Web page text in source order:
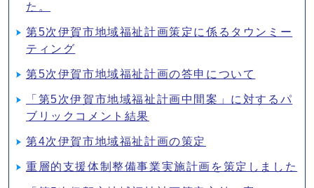
た。
第5次伊賀市地域福祉計画策定に係るタウンミー
ティング
第5次伊賀市地域福祉計画の答申について
「第5次伊賀市地域福祉計画中間案」に対するパ
ブリックコメント結果
第4次伊賀市地域福祉計画の策定
重層的支援体制整備事業実施計画を策定しました